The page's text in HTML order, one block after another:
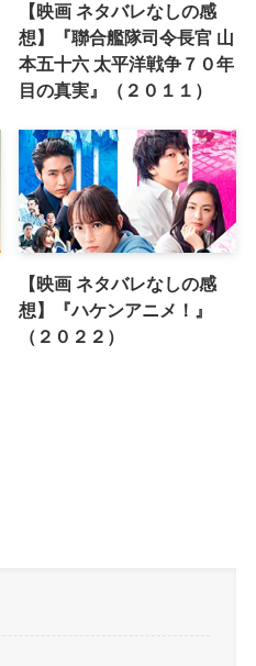
【映画 ネタバレなしの感
想】『聯合艦隊司令長官 山
本五十六 太平洋戦争７０年
目の真実』（２０１１）
【映画 ネタバレなしの感
想】『ハケンアニメ！』
（２０２２）